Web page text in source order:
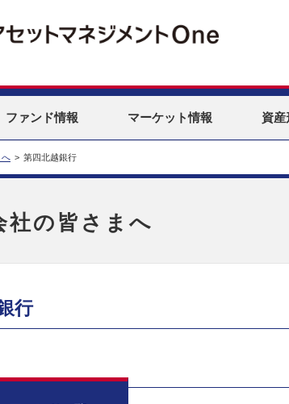
ファンド情報 マーケット情報 資産
へ > 第四北越銀行
社の皆さまへ
行